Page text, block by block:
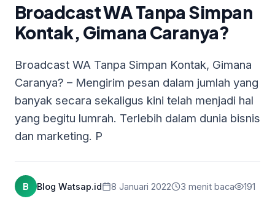
Broadcast WA Tanpa Simpan
Kontak, Gimana Caranya?
Broadcast WA Tanpa Simpan Kontak, Gimana
Caranya? – Mengirim pesan dalam jumlah yang
banyak secara sekaligus kini telah menjadi hal
yang begitu lumrah. Terlebih dalam dunia bisnis
dan marketing. P
B Blog Watsap.id 8 Januari 2022 3 menit baca 191